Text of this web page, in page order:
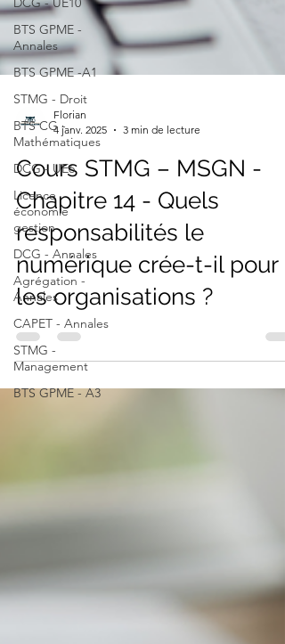
BTS GPME -
Annales
BTS GPME -A1
STMG - Droit
BTS CG -
Mathématiques
DCG - UE6
Licence
économie
gestion
DCG - Annales
Agrégation -
Annales
CAPET - Annales
STMG -
Management
BTS GPME - A3
4 janv. 2025
3 min de lecture
Cours STMG – MSGN -
Chapitre 14 - Quels
responsabilités le
numérique crée-t-il pour
les organisations ?